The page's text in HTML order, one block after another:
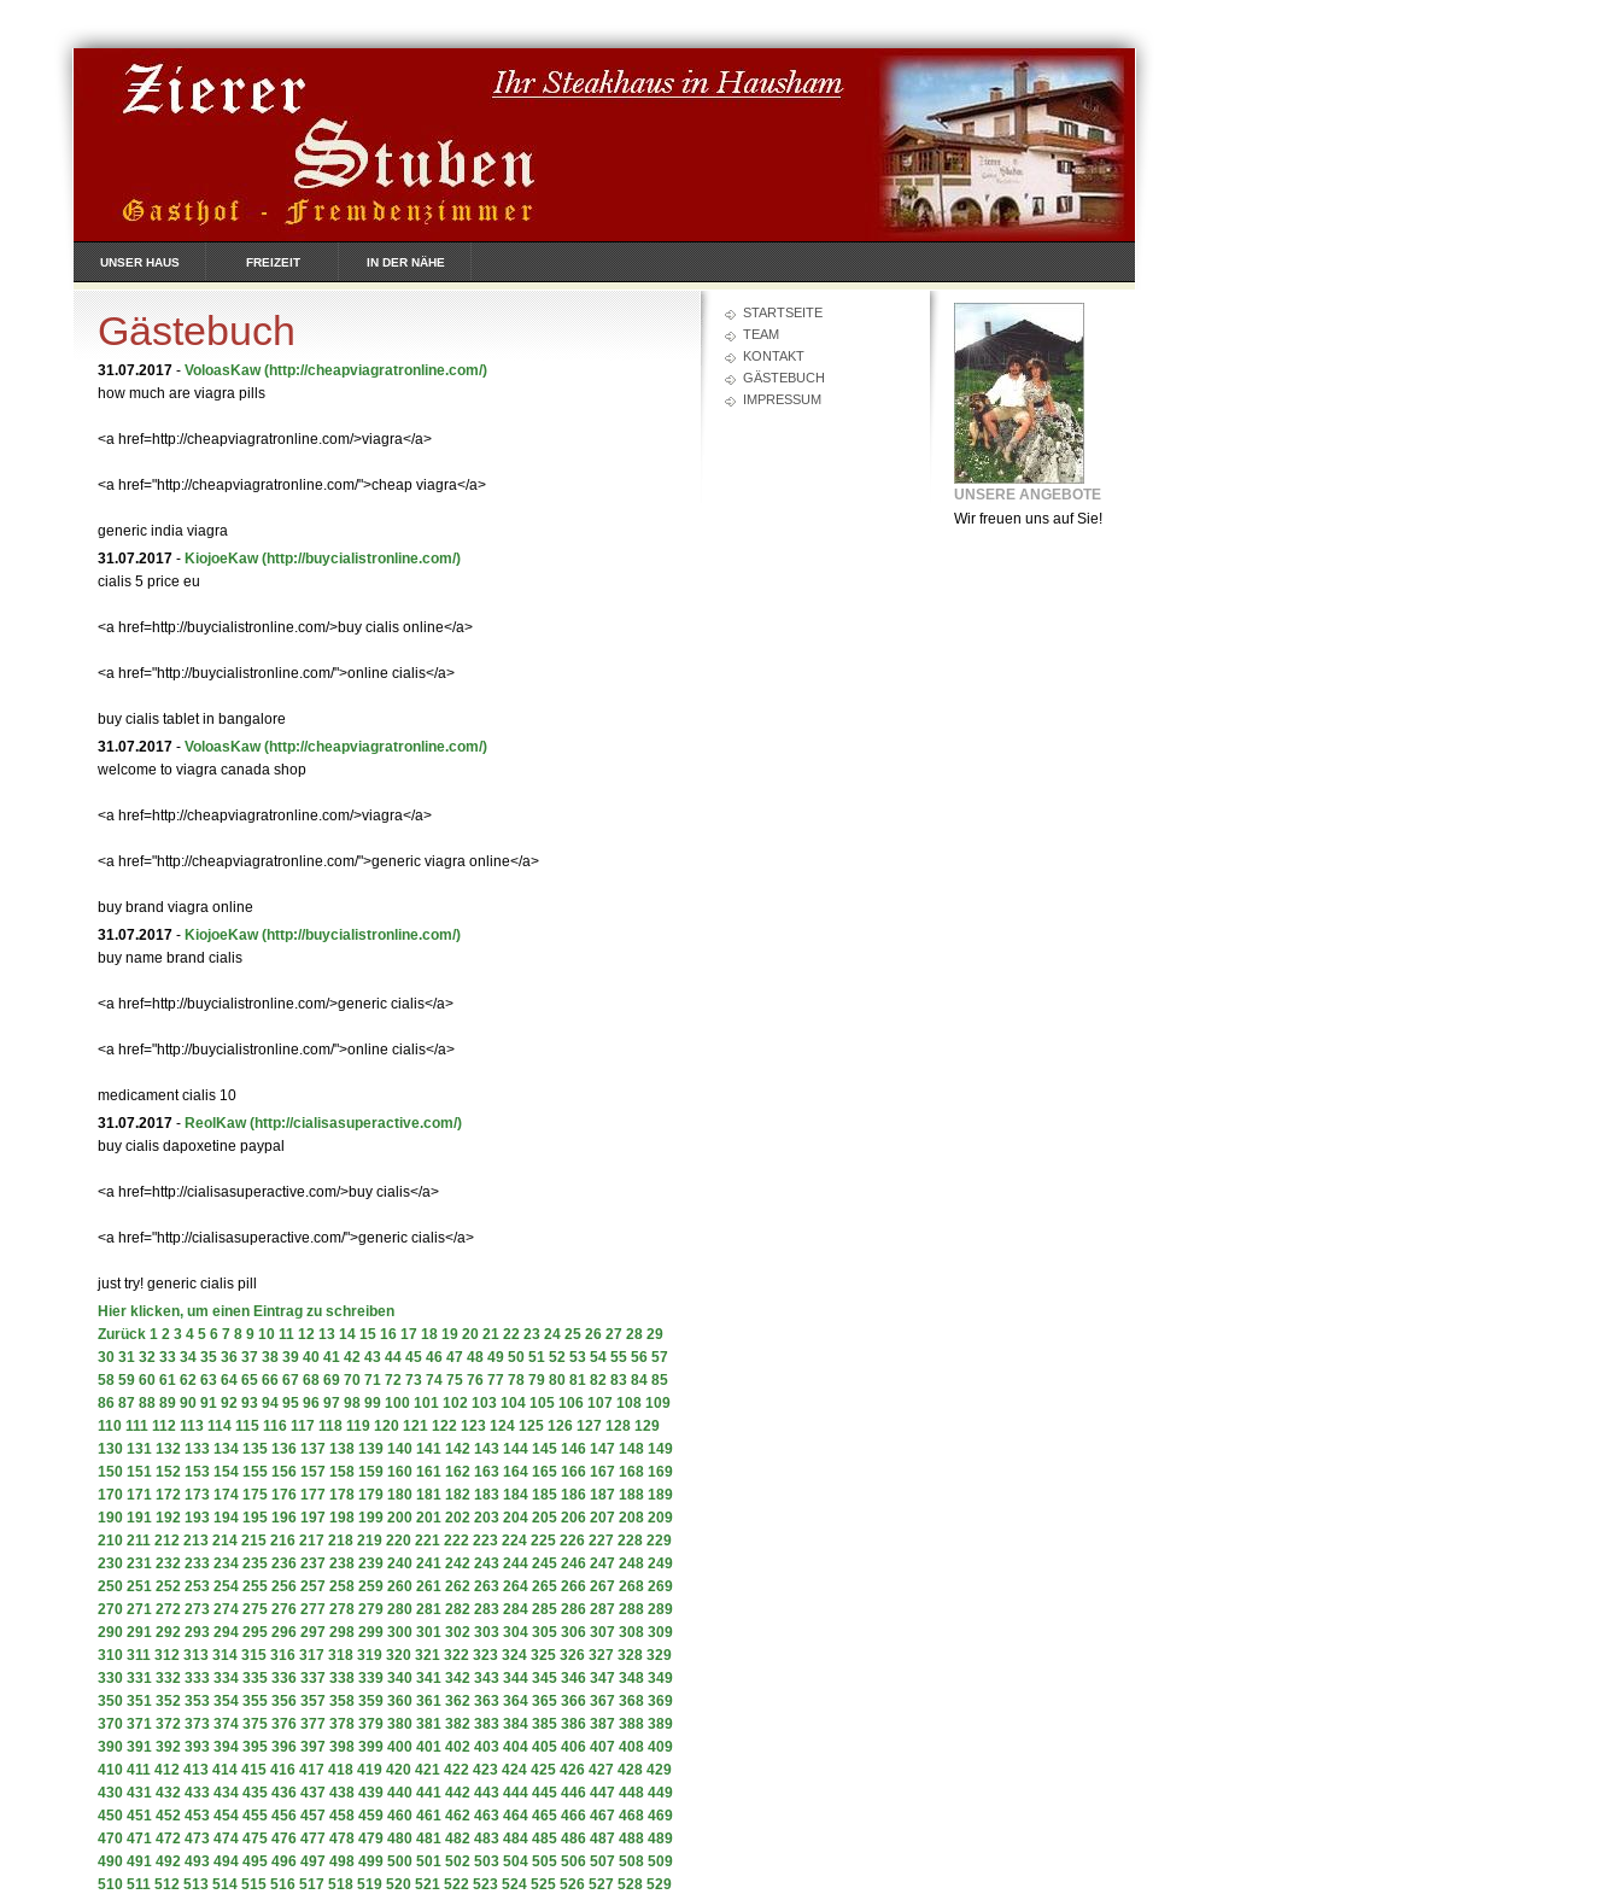
UNSER HAUS FREIZEIT IN DER NÄHE
STARTSEITE
TEAM
KONTAKT
GÄSTEBUCH
IMPRESSUM
Gästebuch
31.07.2017 - VoloasKaw (http://cheapviagratronline.com/)
how much are viagra pills
<a href=http://cheapviagratronline.com/>viagra</a>
<a href="http://cheapviagratronline.com/">cheap viagra</a>
generic india viagra
31.07.2017 - KiojoeKaw (http://buycialistronline.com/)
cialis 5 price eu
<a href=http://buycialistronline.com/>buy cialis online</a>
<a href="http://buycialistronline.com/">online cialis</a>
buy cialis tablet in bangalore
31.07.2017 - VoloasKaw (http://cheapviagratronline.com/)
welcome to viagra canada shop
<a href=http://cheapviagratronline.com/>viagra</a>
<a href="http://cheapviagratronline.com/">generic viagra online</a>
buy brand viagra online
31.07.2017 - KiojoeKaw (http://buycialistronline.com/)
buy name brand cialis
<a href=http://buycialistronline.com/>generic cialis</a>
<a href="http://buycialistronline.com/">online cialis</a>
medicament cialis 10
31.07.2017 - ReolKaw (http://cialisasuperactive.com/)
buy cialis dapoxetine paypal
<a href=http://cialisasuperactive.com/>buy cialis</a>
<a href="http://cialisasuperactive.com/">generic cialis</a>
just try! generic cialis pill
Hier klicken, um einen Eintrag zu schreiben
Zurück 1 2 3 4 5 6 7 8 9 10 11 12 13 14 15 16 17 18 19 20 21 22 23 24 25 26 27 28 29
30 31 32 33 34 35 36 37 38 39 40 41 42 43 44 45 46 47 48 49 50 51 52 53 54 55 56 57
58 59 60 61 62 63 64 65 66 67 68 69 70 71 72 73 74 75 76 77 78 79 80 81 82 83 84 85
86 87 88 89 90 91 92 93 94 95 96 97 98 99 100 101 102 103 104 105 106 107 108 109
110 111 112 113 114 115 116 117 118 119 120 121 122 123 124 125 126 127 128 129
130 131 132 133 134 135 136 137 138 139 140 141 142 143 144 145 146 147 148 149
150 151 152 153 154 155 156 157 158 159 160 161 162 163 164 165 166 167 168 169
170 171 172 173 174 175 176 177 178 179 180 181 182 183 184 185 186 187 188 189
190 191 192 193 194 195 196 197 198 199 200 201 202 203 204 205 206 207 208 209
210 211 212 213 214 215 216 217 218 219 220 221 222 223 224 225 226 227 228 229
230 231 232 233 234 235 236 237 238 239 240 241 242 243 244 245 246 247 248 249
250 251 252 253 254 255 256 257 258 259 260 261 262 263 264 265 266 267 268 269
270 271 272 273 274 275 276 277 278 279 280 281 282 283 284 285 286 287 288 289
290 291 292 293 294 295 296 297 298 299 300 301 302 303 304 305 306 307 308 309
310 311 312 313 314 315 316 317 318 319 320 321 322 323 324 325 326 327 328 329
330 331 332 333 334 335 336 337 338 339 340 341 342 343 344 345 346 347 348 349
350 351 352 353 354 355 356 357 358 359 360 361 362 363 364 365 366 367 368 369
370 371 372 373 374 375 376 377 378 379 380 381 382 383 384 385 386 387 388 389
390 391 392 393 394 395 396 397 398 399 400 401 402 403 404 405 406 407 408 409
410 411 412 413 414 415 416 417 418 419 420 421 422 423 424 425 426 427 428 429
430 431 432 433 434 435 436 437 438 439 440 441 442 443 444 445 446 447 448 449
450 451 452 453 454 455 456 457 458 459 460 461 462 463 464 465 466 467 468 469
470 471 472 473 474 475 476 477 478 479 480 481 482 483 484 485 486 487 488 489
490 491 492 493 494 495 496 497 498 499 500 501 502 503 504 505 506 507 508 509
510 511 512 513 514 515 516 517 518 519 520 521 522 523 524 525 526 527 528 529
UNSERE ANGEBOTE
Wir freuen uns auf Sie!